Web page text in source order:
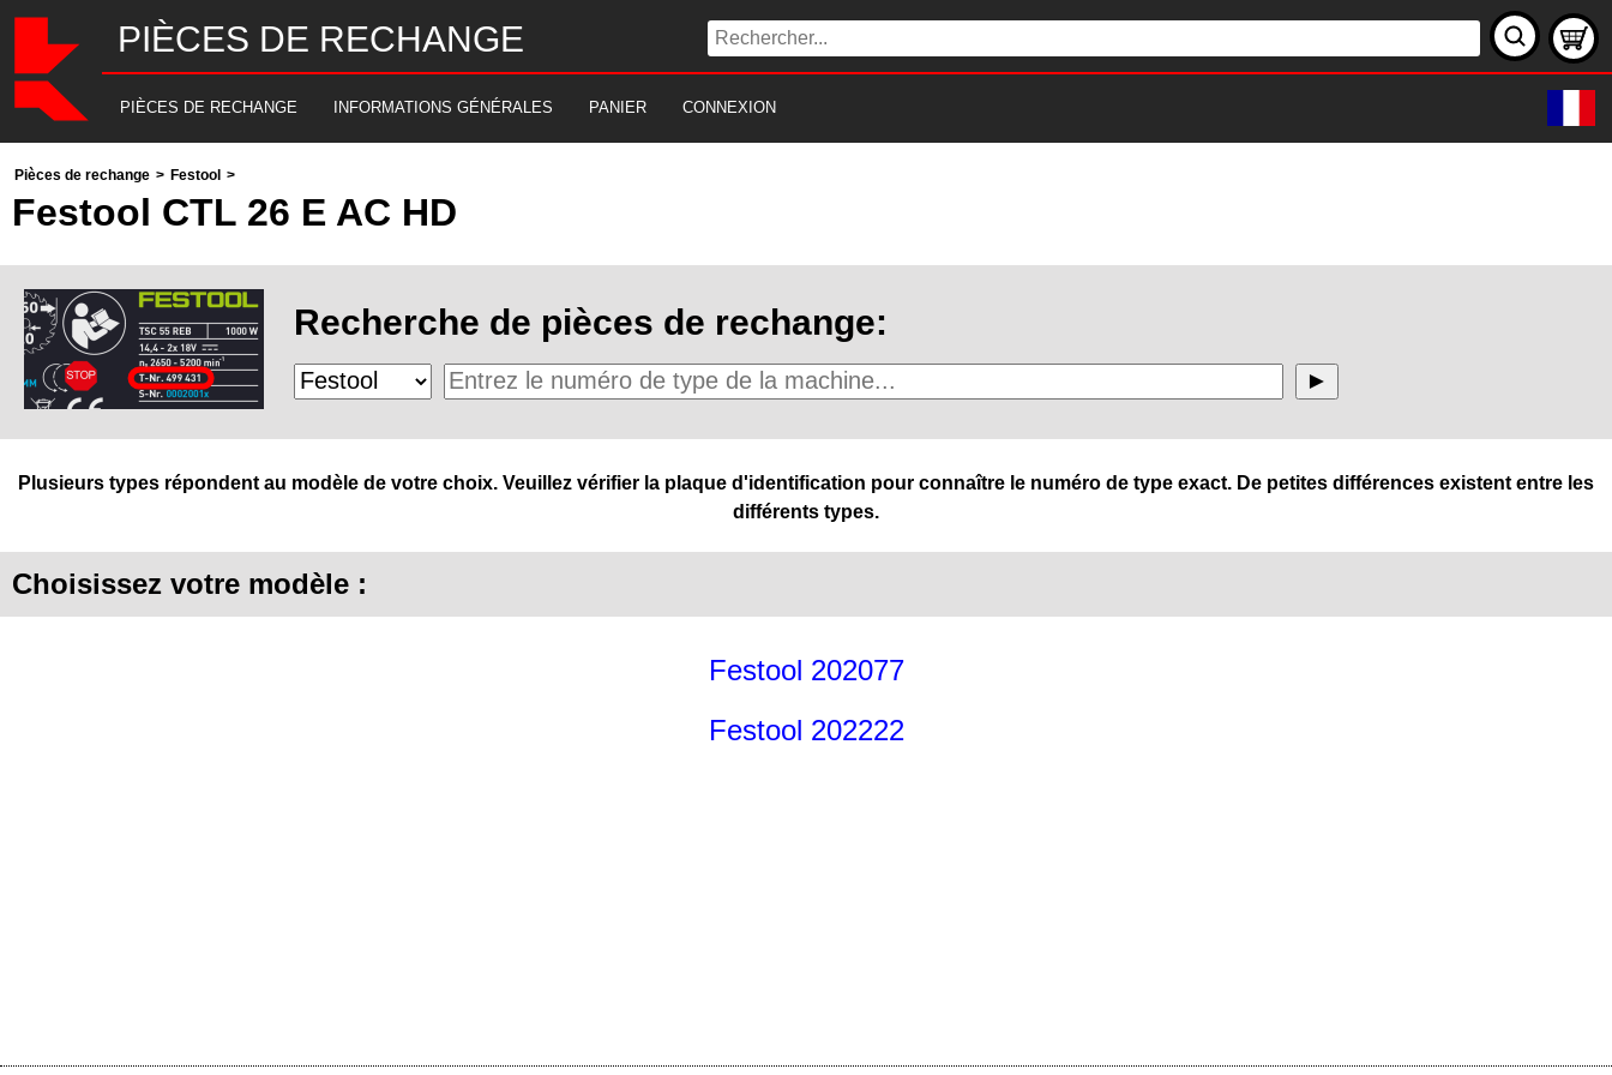
PIÈCES DE RECHANGE
PIÈCES DE RECHANGE INFORMATIONS GÉNÉRALES PANIER CONNEXION
Pièces de rechange > Festool >
Festool CTL 26 E AC HD
Recherche de pièces de rechange:
Plusieurs types répondent au modèle de votre choix. Veuillez vérifier la plaque d'identification pour connaître le numéro de type exact. De petites différences existent entre les
différents types.
Choisissez votre modèle :
Festool 202077
Festool 202222